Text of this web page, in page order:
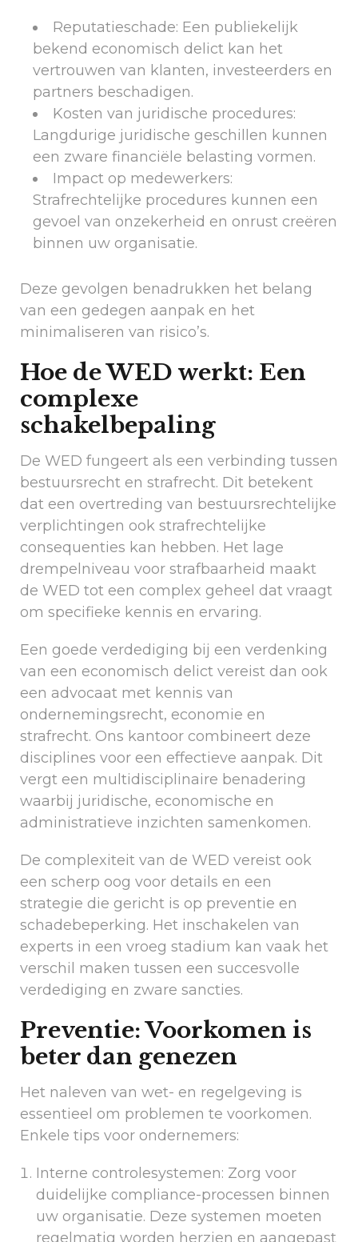
Reputatieschade: Een publiekelijk
bekend economisch delict kan het
vertrouwen van klanten, investeerders en
partners beschadigen.
Kosten van juridische procedures:
Langdurige juridische geschillen kunnen
een zware financiële belasting vormen.
Impact op medewerkers:
Strafrechtelijke procedures kunnen een
gevoel van onzekerheid en onrust creëren
binnen uw organisatie.
Deze gevolgen benadrukken het belang
van een gedegen aanpak en het
minimaliseren van risico’s.
Hoe de WED werkt: Een
complexe
schakelbepaling
De WED fungeert als een verbinding tussen
bestuursrecht en strafrecht. Dit betekent
dat een overtreding van bestuursrechtelijke
verplichtingen ook strafrechtelijke
consequenties kan hebben. Het lage
drempelniveau voor strafbaarheid maakt
de WED tot een complex geheel dat vraagt
om specifieke kennis en ervaring.
Een goede verdediging bij een verdenking
van een economisch delict vereist dan ook
een advocaat met kennis van
ondernemingsrecht, economie en
strafrecht. Ons kantoor combineert deze
disciplines voor een effectieve aanpak. Dit
vergt een multidisciplinaire benadering
waarbij juridische, economische en
administratieve inzichten samenkomen.
De complexiteit van de WED vereist ook
een scherp oog voor details en een
strategie die gericht is op preventie en
schadebeperking. Het inschakelen van
experts in een vroeg stadium kan vaak het
verschil maken tussen een succesvolle
verdediging en zware sancties.
Preventie: Voorkomen is
beter dan genezen
Het naleven van wet- en regelgeving is
essentieel om problemen te voorkomen.
Enkele tips voor ondernemers:
Interne controlesystemen: Zorg voor
duidelijke compliance-processen binnen
uw organisatie. Deze systemen moeten
regelmatig worden herzien en aangepast